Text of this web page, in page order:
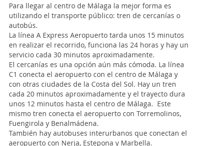
Para llegar al centro de Málaga la mejor forma es
utilizando el transporte público: tren de cercanías o
autobús.
La línea A Express Aeropuerto tarda unos 15 minutos
en realizar el recorrido, funciona las 24 horas y hay un
servicio cada 30 minutos aproximadamente.
El cercanías es una opción aún más cómoda. La línea
C1 conecta el aeropuerto con el centro de Málaga y
con otras ciudades de la Costa del Sol. Hay un tren
cada 20 minutos aproximadamente y el trayecto dura
unos 12 minutos hasta el centro de Málaga. Este
mismo tren conecta el aeropuerto con Torremolinos,
Fuengirola y Benalmádena.
También hay autobuses interurbanos que conectan el
aeropuerto con Nerja, Estepona y Marbella.